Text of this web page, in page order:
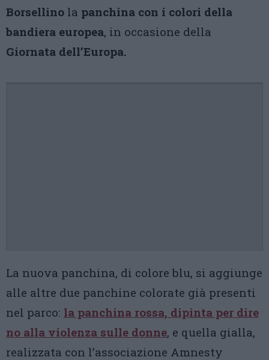
Borsellino la panchina con i colori della
bandiera europea, in occasione della
Giornata dell’Europa.
La nuova panchina, di colore blu, si aggiunge
alle altre due panchine colorate già presenti
nel parco: la panchina rossa, dipinta per dire
no alla violenza sulle donne, e quella gialla,
realizzata con l’associazione Amnesty